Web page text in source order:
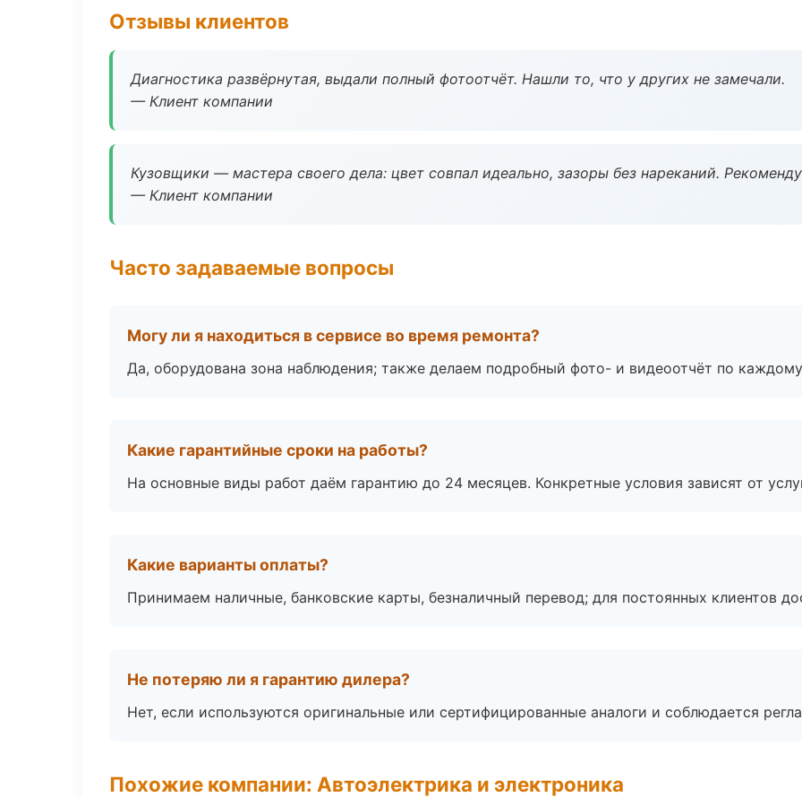
Отзывы клиентов
Диагностика развёрнутая, выдали полный фотоотчёт. Нашли то, что у других не замечали.
— Клиент компании
Кузовщики — мастера своего дела: цвет совпал идеально, зазоры без нареканий.
— Клиент компании
Часто задаваемые вопросы
Могу ли я находиться в сервисе во время ремонта?
Да, оборудована зона наблюдения; также делаем подробный фото- и видеоотчёт по каждому
Какие гарантийные сроки на работы?
На основные виды работ даём гарантию до 24 месяцев. Конкретные условия зависят от
Какие варианты оплаты?
Принимаем наличные, банковские карты, безналичный перевод; для постоянных клиентов
Не потеряю ли я гарантию дилера?
Нет, если используются оригинальные или сертифицированные аналоги и соблюдается
Похожие компании: Автоэлектрика и электроника